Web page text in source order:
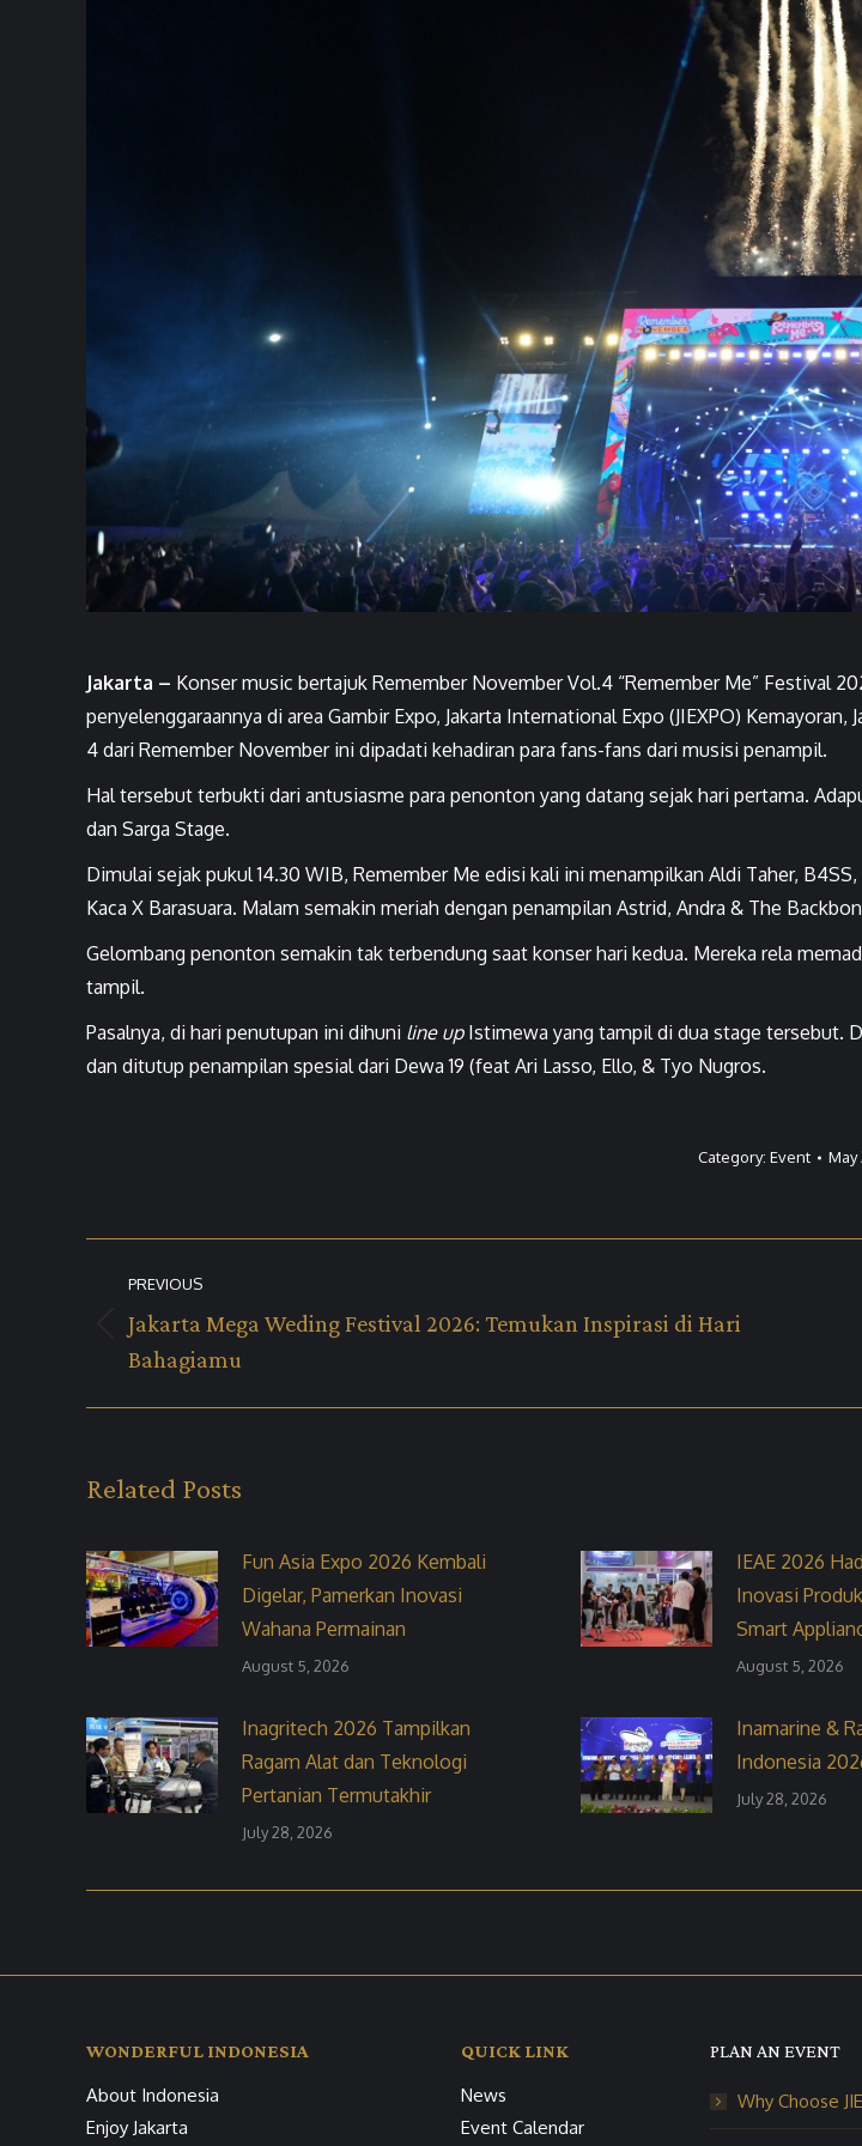
Jakarta – Konser music bertajuk Remember November Vol.4 “Remember Me” Festival
penyelenggaraannya di area Gambir Expo, Jakarta International Expo (JIEXPO)
4 dari Remember November ini dipadati kehadiran para fans-fans dari musisi penampil.
Hal tersebut terbukti dari antusiasme para penonton yang datang sejak hari pertama.
dan Sarga Stage.
Dimulai sejak pukul 14.30 WIB, Remember Me edisi kali ini menampilkan Aldi Taher,
Kaca X Barasuara. Malam semakin meriah dengan penampilan Astrid, Andra & The
Gelombang penonton semakin tak terbendung saat konser hari kedua. Mereka rela
tampil.
Pasalnya, di hari penutupan ini dihuni line upIstimewa yang tampil di dua stage tersebut.
dan ditutup penampilan spesial dari Dewa 19 (feat Ari Lasso, Ello, & Tyo Nugros.
Category: Event May
navigation
PREVIOUS
Previous
post:
Jakarta Mega Weding Festival 2026: Temukan Inspirasi di Hari
Bahagiamu
Related Posts
Fun Asia Expo 2026 Kembali
Digelar, Pamerkan Inovasi
Wahana Permainan
August 5, 2026
IEAE 2026
Inovasi
Smart
August 5, 2026
Inagritech 2026 Tampilkan
Ragam Alat dan Teknologi
Pertanian Termutakhir
July 28, 2026
Inamarine &
Indonesia
July 28, 2026
WONDERFUL INDONESIA
About Indonesia
Enjoy Jakarta
QUICK LINK
News
Event Calendar
PLAN AN EVENT
Why Choose